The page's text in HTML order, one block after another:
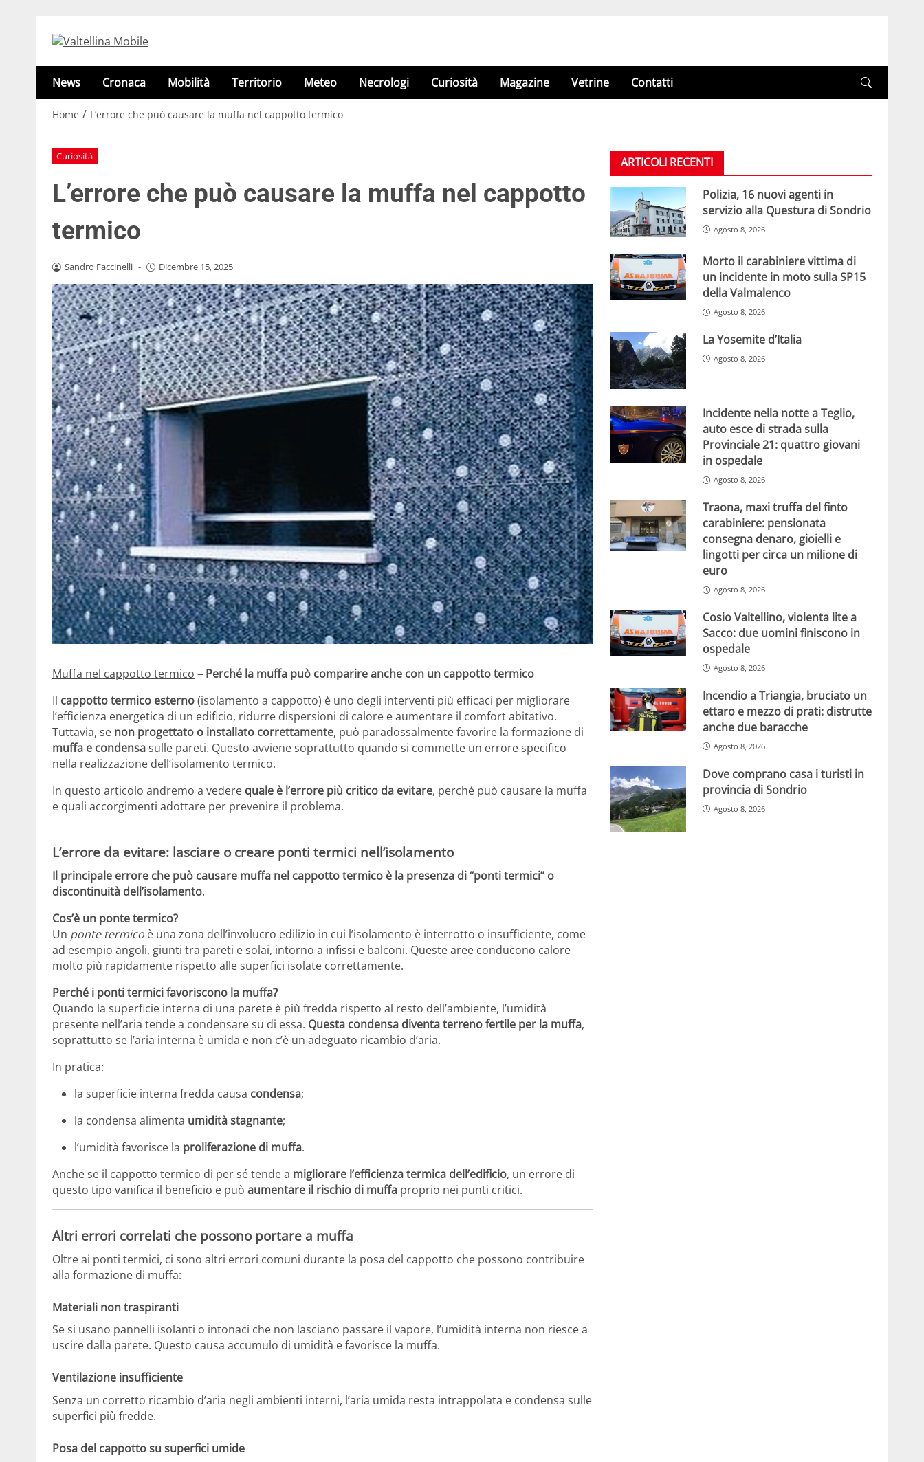
News Cronaca Mobilità Territorio Meteo Necrologi Curiosità Magazine Vetrine Contatti
Home / L’errore che può causare la muffa nel cappotto termico
Curiosità
L’errore che può causare la muffa nel cappotto
termico
Sandro Faccinelli - Dicembre 15, 2025
Muffa nel cappotto termico – Perché la muffa può comparire anche con un cappotto termico
Il cappotto termico esterno(isolamento a cappotto) è uno degli interventi più efficaci per migliorare
l’efficienza energetica di un edificio, ridurre dispersioni di calore e aumentare il comfort abitativo.
Tuttavia, se non progettato o installato correttamente, può paradossalmente favorire la formazione di
muffa e condensasulle pareti. Questo avviene soprattutto quando si commette un errore specifico
nella realizzazione dell’isolamento termico.
In questo articolo andremo a vedere quale è l’errore più critico da evitare, perché può causare la muffa
e quali accorgimenti adottare per prevenire il problema.
L’errore da evitare: lasciare o creare ponti termici nell’isolamento
Il principale errore che può causare muffa nel cappotto termico è la presenza di “ponti termici” o
discontinuità dell’isolamento.
Cos’è un ponte termico?
Un ponte termico è una zona dell’involucro edilizio in cui l’isolamento è interrotto o insufficiente, come
ad esempio angoli, giunti tra pareti e solai, intorno a infissi e balconi. Queste aree conducono calore
molto più rapidamente rispetto alle superfici isolate correttamente.
Perché i ponti termici favoriscono la muffa?
Quando la superficie interna di una parete è più fredda rispetto al resto dell’ambiente, l’umidità
presente nell’aria tende a condensare su di essa. Questa condensa diventa terreno fertile per la muffa,
soprattutto se l’aria interna è umida e non c’è un adeguato ricambio d’aria.
In pratica:
la superficie interna fredda causa condensa;
la condensa alimenta umidità stagnante;
l’umidità favorisce la proliferazione di muffa.
Anche se il cappotto termico di per sé tende a migliorare l’efficienza termica dell’edificio, un errore di
questo tipo vanifica il beneficio e può aumentare il rischio di muffa proprio nei punti critici.
Altri errori correlati che possono portare a muffa
Oltre ai ponti termici, ci sono altri errori comuni durante la posa del cappotto che possono contribuire
alla formazione di muffa:
Materiali non traspiranti
Se si usano pannelli isolanti o intonaci che non lasciano passare il vapore, l’umidità interna non riesce a
uscire dalla parete. Questo causa accumulo di umidità e favorisce la muffa.
Ventilazione insufficiente
Senza un corretto ricambio d’aria negli ambienti interni, l’aria umida resta intrappolata e condensa sulle
superfici più fredde.
Posa del cappotto su superfici umide
ARTICOLI RECENTI
Polizia, 16 nuovi agenti in
servizio alla Questura di Sondrio
Agosto 8, 2026
Morto il carabiniere vittima di
un incidente in moto sulla SP15
della Valmalenco
Agosto 8, 2026
La Yosemite d’Italia
Agosto 8, 2026
Incidente nella notte a Teglio,
auto esce di strada sulla
Provinciale 21: quattro giovani
in ospedale
Agosto 8, 2026
Traona, maxi truffa del finto
carabiniere: pensionata
consegna denaro, gioielli e
lingotti per circa un milione di
euro
Agosto 8, 2026
Cosio Valtellino, violenta lite a
Sacco: due uomini finiscono in
ospedale
Agosto 8, 2026
Incendio a Triangia, bruciato un
ettaro e mezzo di prati: distrutte
anche due baracche
Agosto 8, 2026
Dove comprano casa i turisti in
provincia di Sondrio
Agosto 8, 2026